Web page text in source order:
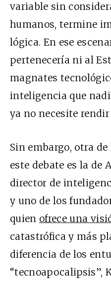
variable sin
humanos, termine
lógica. En ese
pertenecería ni al
magnates
inteligencia que
ya no necesite
Sin embargo, otra
este debate es la de
director de
y uno de los
quien ofrece una
catastrófica y más
diferencia de los
“tecnoapocalipsis”,